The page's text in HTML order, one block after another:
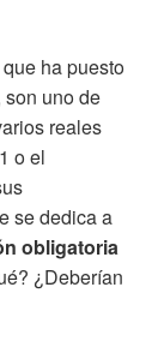
ha puesto
uno de
reales
o el
se dedica a
obligatoria
¿Deberían